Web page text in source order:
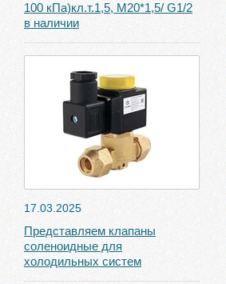
100 кПа)кл.т.1,5, М20*1,5/ G1/2
в наличии
17.03.2025
Представляем клапаны
соленоидные для
холодильных систем